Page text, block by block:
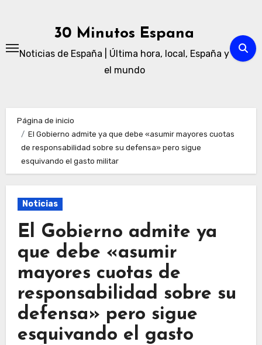
30 Minutos Espana
Noticias de España | Última hora, local, España y
el mundo
Página de inicio
El Gobierno admite ya que debe «asumir mayores cuotas
de responsabilidad sobre su defensa» pero sigue
esquivando el gasto militar
Noticias
El Gobierno admite ya
que debe «asumir
mayores cuotas de
responsabilidad sobre su
defensa» pero sigue
esquivando el gasto